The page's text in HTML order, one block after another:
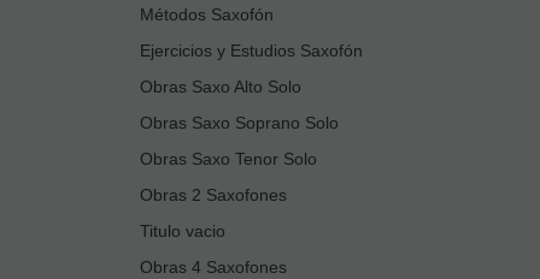
Métodos Saxofón
Ejercicios y Estudios Saxofón
Obras Saxo Alto Solo
Obras Saxo Soprano Solo
Obras Saxo Tenor Solo
Obras 2 Saxofones
Titulo vacio
Obras 4 Saxofones